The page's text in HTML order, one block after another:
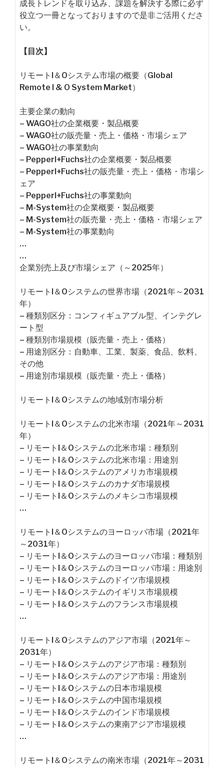
成長トレンドを取り込み、課題を解決する際に必ず
役立つ一冊となっておりますので是非ご活用くださ
い。
【目次】
リモートI＆Oシステム市場の概要（Global
Remote I & O System Market）
主要企業の動向
– WAGO社の企業概要・製品概要
– WAGO社の販売量・売上・価格・市場シェア
– WAGO社の事業動向
– Pepperl+Fuchs社の企業概要・製品概要
– Pepperl+Fuchs社の販売量・売上・価格・市場シ
ェア
– Pepperl+Fuchs社の事業動向
– M-System社の企業概要・製品概要
– M-System社の販売量・売上・価格・市場シェア
– M-System社の事業動向
…
…
企業別売上及び市場シェア（～2025年）
リモートI＆Oシステムの世界市場（2021年～2031
年）
– 種類別区分：コンフィギュアブル型、インテグレ
ート型
– 種類別市場規模（販売量・売上・価格）
– 用途別区分：自動車、工業、製薬、食品、飲料、
その他
– 用途別市場規模（販売量・売上・価格）
リモートI＆Oシステムの地域別市場分析
リモートI＆Oシステムの北米市場（2021年～2031
年）
– リモートI＆Oシステムの北米市場：種類別
– リモートI＆Oシステムの北米市場：用途別
– リモートI＆Oシステムのアメリカ市場規模
– リモートI＆Oシステムのカナダ市場規模
– リモートI＆Oシステムのメキシコ市場規模
…
リモートI＆Oシステムのヨーロッパ市場（2021年
～2031年）
– リモートI＆Oシステムのヨーロッパ市場：種類別
– リモートI＆Oシステムのヨーロッパ市場：用途別
– リモートI＆Oシステムのドイツ市場規模
– リモートI＆Oシステムのイギリス市場規模
– リモートI＆Oシステムのフランス市場規模
…
リモートI＆Oシステムのアジア市場（2021年～
2031年）
– リモートI＆Oシステムのアジア市場：種類別
– リモートI＆Oシステムのアジア市場：用途別
– リモートI＆Oシステムの日本市場規模
– リモートI＆Oシステムの中国市場規模
– リモートI＆Oシステムのインド市場規模
– リモートI＆Oシステムの東南アジア市場規模
…
リモートI＆Oシステムの南米市場（2021年～2031